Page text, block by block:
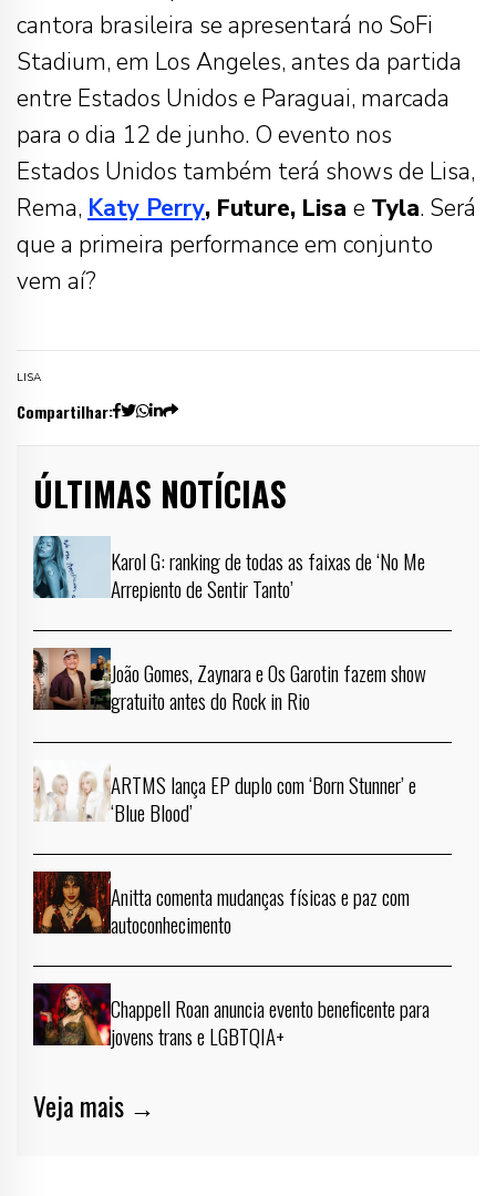
cantora brasileira se apresentará no SoFi
Stadium, em Los Angeles, antes da partida
entre Estados Unidos e Paraguai, marcada
para o dia 12 de junho. O evento nos
Estados Unidos também terá shows de Lisa,
Rema, Katy Perry, Future, Lisa e Tyla. Será
que a primeira performance em conjunto
vem aí?
LISA
Compartilhar:
ÚLTIMAS NOTÍCIAS
Karol G: ranking de todas as faixas de ‘No Me
Arrepiento de Sentir Tanto’
João Gomes, Zaynara e Os Garotin fazem show
gratuito antes do Rock in Rio
ARTMS lança EP duplo com ‘Born Stunner’ e
‘Blue Blood’
Anitta comenta mudanças físicas e paz com
autoconhecimento
Chappell Roan anuncia evento beneficente para
jovens trans e LGBTQIA+
Veja mais →